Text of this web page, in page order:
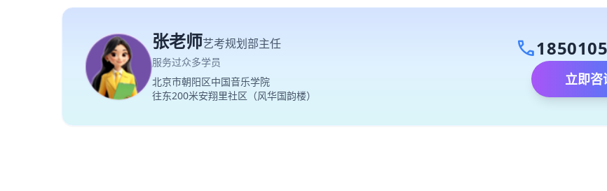
张老师艺考规划部主任
服务过众多学员
北京市朝阳区中国音乐学院
往东200米安翔里社区（风华国韵楼）
call
立即咨